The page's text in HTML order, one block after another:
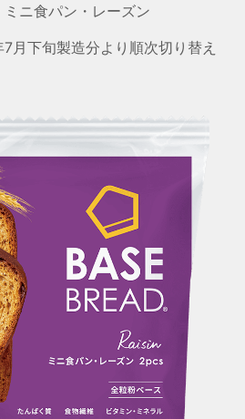
ニ食パン・レーズン
月下旬製造分より順次切り替え